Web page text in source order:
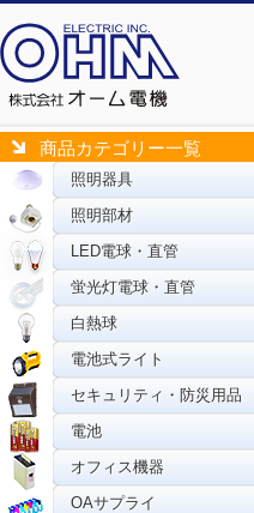
商品カテゴリー一覧
照明器具
照明部材
LED電球・直管
蛍光灯電球・直管
白熱球
電池式ライト
セキュリティ・防災用品
電池
オフィス機器
OAサプライ